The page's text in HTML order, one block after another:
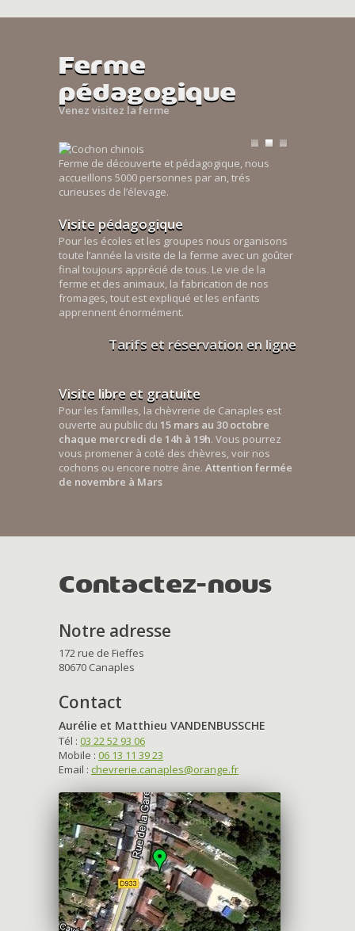
Ferme
pédagogique
Venez visitez la ferme
Ferme de découverte et pédagogique, nous
accueillons 5000 personnes par an, trés
curieuses de l’élevage.
Visite pédagogique
Pour les écoles et les groupes nous organisons
toute l’année la visite de la ferme avec un goûter
final toujours apprécié de tous. Le vie de la
ferme et des animaux, la fabrication de nos
fromages, tout est expliqué et les enfants
apprennent énormément.
Tarifs et réservation en ligne
Visite libre et gratuite
Pour les familles, la chèvrerie de Canaples est
ouverte au public du 15 mars au 30 octobre
chaque mercredi de 14h à 19h. Vous pourrez
vous promener à coté des chèvres, voir nos
cochons ou encore notre âne. Attention fermée
de novembre à Mars
Contactez-nous
Notre adresse
172 rue de Fieffes
80670 Canaples
Contact
Aurélie et Matthieu VANDENBUSSCHE
Tél : 03 22 52 93 06
Mobile : 06 13 11 39 23
Email : chevrerie.canaples@orange.fr